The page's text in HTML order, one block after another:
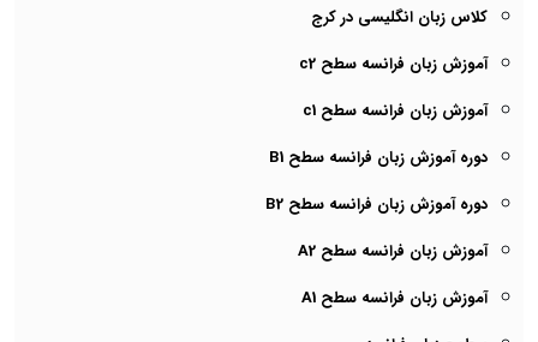
کلاس زبان انگلیسی در کرج
آموزش زبان فرانسه سطح c2
آموزش زبان فرانسه سطح c1
دوره آموزش زبان فرانسه سطح B1
دوره آموزش زبان فرانسه سطح B2
آموزش زبان فرانسه سطح A2
آموزش زبان فرانسه سطح A1